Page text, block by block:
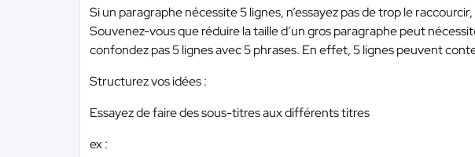
Si un paragraphe nécessite 5 lignes, n’essayez pas de trop le
Souvenez-vous que réduire la taille d’un gros paragraphe peut
confondez pas 5 lignes avec 5 phrases. En effet, 5 lignes peuvent
Structurez vos idées :
Essayez de faire des sous-titres aux différents titres
ex :